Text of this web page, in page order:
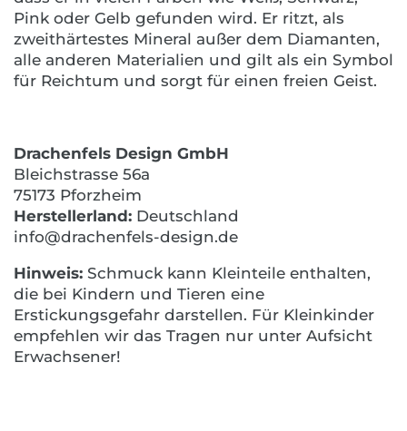
Pink oder Gelb gefunden wird. Er ritzt, als
zweithärtestes Mineral außer dem Diamanten,
alle anderen Materialien und gilt als ein Symbol
für Reichtum und sorgt für einen freien Geist.
Drachenfels Design GmbH
Bleichstrasse 56a
75173 Pforzheim
Herstellerland: Deutschland
info@drachenfels-design.de
Hinweis: Schmuck kann Kleinteile enthalten,
die bei Kindern und Tieren eine
Erstickungsgefahr darstellen. Für Kleinkinder
empfehlen wir das Tragen nur unter Aufsicht
Erwachsener!